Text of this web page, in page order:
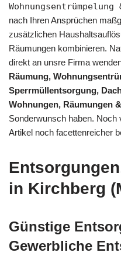
nach Ihren Ansprüchen
zusätzlichen
Räumungen kombinieren.
direkt an unsre Firma
Räumung,
Sperrmüllentsorgung,
Wohnungen, Räumungen
Sonderwunsch haben. Noch
Artikel noch facettenreicher
in Kirchberg
Günstige
Gewerbliche